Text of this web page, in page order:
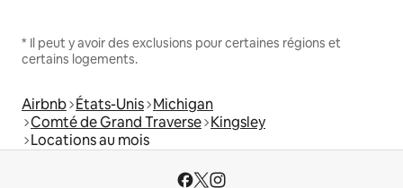
* Il peut y avoir des exclusions pour certaines régions et
certains logements.
Airbnb États-Unis Michigan
Comté de Grand Traverse Kingsley
Locations au mois